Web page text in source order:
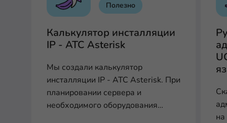
Полезно
Калькулятор инсталляции
IP - АТС Asterisk
Мы создали калькулятор
инсталляции IP - АТС Asterisk. При
планировании сервера и
необходимого оборудования